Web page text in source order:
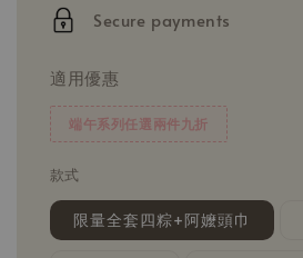
Secure payments
適用優惠
端午系列任選兩件九折
款式
限量全套四粽+阿嬤頭巾